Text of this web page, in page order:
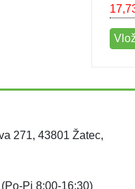
271, 43801 Žatec,
Pi 8:00-16:30)